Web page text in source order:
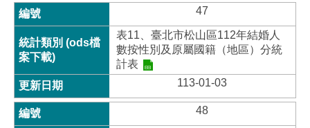
47
表11、臺北市松山區112年結婚人
數按性別及原屬國籍（地區）分統
計表
113-01-03
48